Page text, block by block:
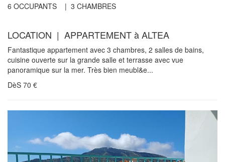
6 OCCUPANTS | 3 CHAMBRES
LOCATION | APPARTEMENT à ALTEA
Fantastique appartement avec 3 chambres, 2 salles de bains,
cuisine ouverte sur la grande salle et terrasse avec vue
panoramique sur la mer. Très bien meubl&e...
DèS 70 €